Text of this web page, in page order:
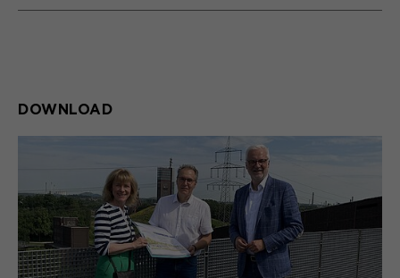
DOWNLOAD